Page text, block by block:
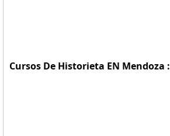
Cursos De Historieta EN Mendoza :